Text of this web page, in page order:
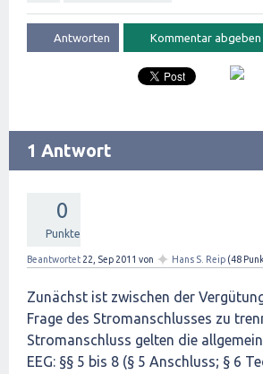
1 Antwort
0
Punkte
Beantwortet 22, Sep 2011 von ✦ Hans S. Reip (48
Zunächst ist zwischen der
Frage des Stromanschlusses zu
Stromanschluss gelten die
EEG: §§ 5 bis 8 (§ 5 Anschluss; § 6